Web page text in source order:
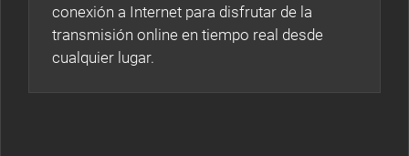
conexión a Internet para disfrutar de la
transmisión online en tiempo real desde
cualquier lugar.